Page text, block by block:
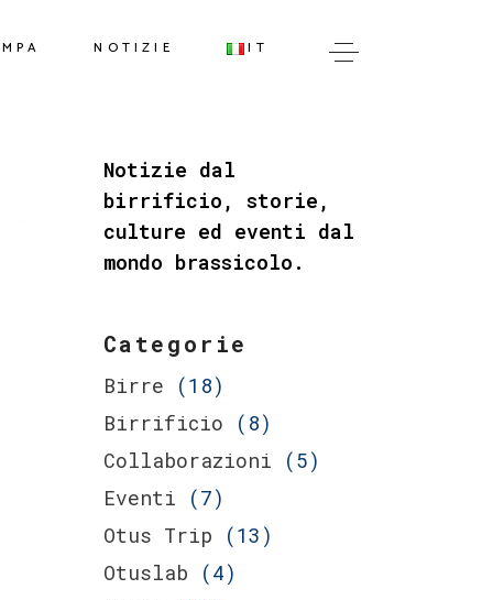
NOTIZIE IT
Notizie dal
birrificio, storie,
culture ed eventi dal
mondo brassicolo.
Categorie
Birre (18)
Birrificio (8)
Collaborazioni (5)
Eventi (7)
Otus Trip (13)
Otuslab (4)